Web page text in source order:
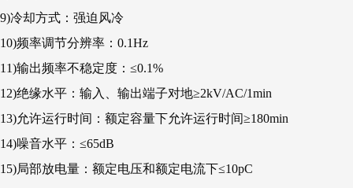
9)冷却方式：强迫风冷
10)频率调节分辨率：0.1Hz
11)输出频率不稳定度：≤0.1%
12)绝缘水平：输入、输出端子对地≥2kV/AC/1min
13)允许运行时间：额定容量下允许运行时间≥180min
14)噪音水平：≤65dB
15)局部放电量：额定电压和额定电流下≤10pC